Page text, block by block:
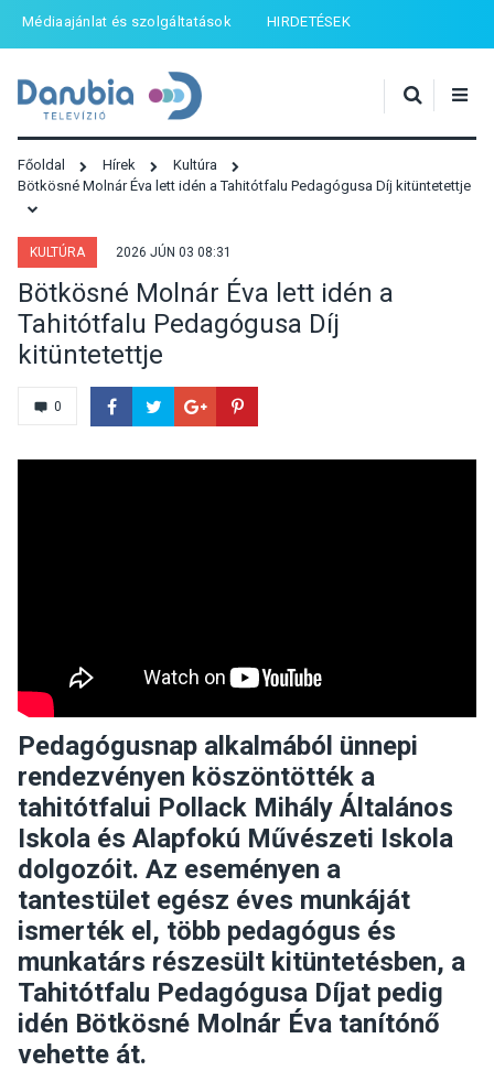
Médiaajánlat és szolgáltatások HIRDETÉSEK
Főoldal Hírek
Kultúra
Bötkösné Molnár Éva lett idén a Tahitótfalu Pedagógusa Díj kitüntetettje
KULTÚRA 2026 JÚN 03 08:31
Bötkösné Molnár Éva lett idén a
Tahitótfalu Pedagógusa Díj
kitüntetettje
0
Pedagógusnap alkalmából ünnepi
rendezvényen köszöntötték a
tahitótfalui Pollack Mihály Általános
Iskola és Alapfokú Művészeti Iskola
dolgozóit. Az eseményen a
tantestület egész éves munkáját
ismerték el, több pedagógus és
munkatárs részesült kitüntetésben, a
Tahitótfalu Pedagógusa Díjat pedig
idén Bötkösné Molnár Éva tanítónő
vehette át.